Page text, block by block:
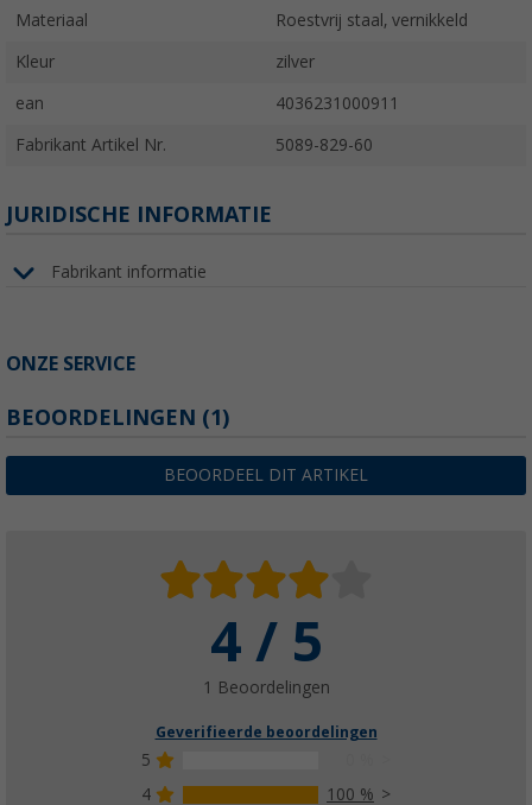
Materiaal Roestvrij staal, vernikkeld
Kleur zilver
ean 4036231000911
Fabrikant Artikel Nr. 5089-829-60
JURIDISCHE INFORMATIE
Fabrikant informatie
ONZE SERVICE
BEOORDELINGEN (1)
BEOORDEEL DIT ARTIKEL
4 / 5
1 Beoordelingen
Geverifieerde beoordelingen
5
4
100 %